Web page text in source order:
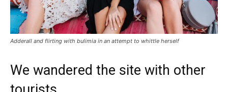
Adderall and flirting with bulimia in an attempt to whittle herself
We wandered the site with other